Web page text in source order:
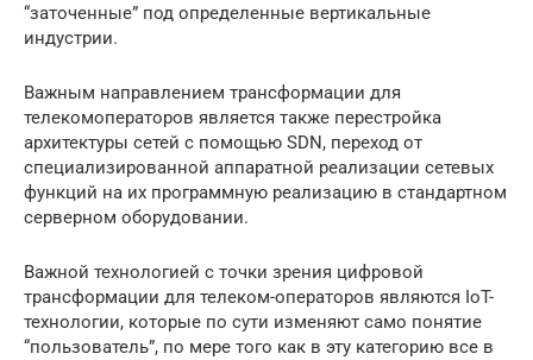
“заточенные” под определенные вертикальные
индустрии.
Важным направлением трансформации для
телекомоператоров является также перестройка
архитектуры сетей с помощью SDN, переход от
специализированной аппаратной реализации сетевых
функций на их программную реализацию в стандартном
серверном оборудовании.
Важной технологией с точки зрения цифровой
трансформации для телеком-операторов являются IoT-
технологии, которые по сути изменяют само понятие
“пользователь”, по мере того как в эту категорию все в